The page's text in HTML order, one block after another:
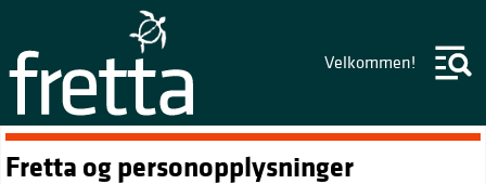
Velkommen!
Fretta og personopplysninger